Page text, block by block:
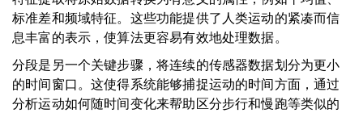
标准差和频域特征。这些功能提供了人类运动的紧凑而信
息丰富的表示，使算法更容易有效地处理数据。
分段是另一个关键步骤，将连续的传感器数据划分为更小
的时间窗口。这使得系统能够捕捉运动的时间方面，通过
分析运动如何随时间变化来帮助区分步行和慢跑等类似的